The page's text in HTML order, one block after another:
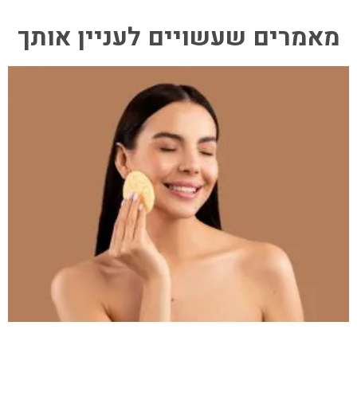
מאמרים שעשויים לעניין אותך